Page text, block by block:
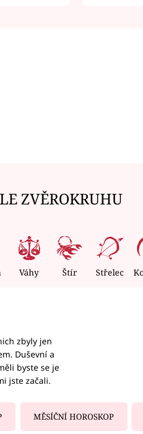
ZVĚROKRUHU
Váhy Štír Střelec
zbyly jen
Duševní a
byste se je
jste začali.
MĚSÍČNÍ HOROSKOP